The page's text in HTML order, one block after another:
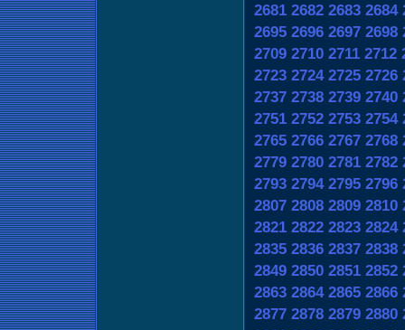
2681 2682 2683 2684
2695 2696 2697 2698
2709 2710 2711 2712
2723 2724 2725 2726
2737 2738 2739 2740
2751 2752 2753 2754
2765 2766 2767 2768
2779 2780 2781 2782
2793 2794 2795 2796
2807 2808 2809 2810
2821 2822 2823 2824
2835 2836 2837 2838
2849 2850 2851 2852
2863 2864 2865 2866
2877 2878 2879 2880